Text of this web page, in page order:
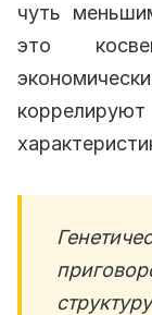
чуть
это